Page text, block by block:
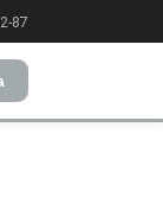
87